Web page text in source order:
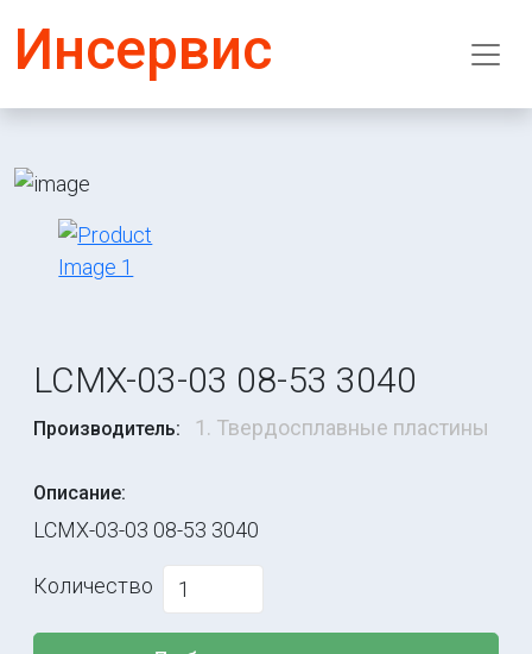
Инсервис
LCMX-03-03 08-53 3040
Производитель: 1. Твердосплавные пластины
Описание:
LCMX-03-03 08-53 3040
Количество